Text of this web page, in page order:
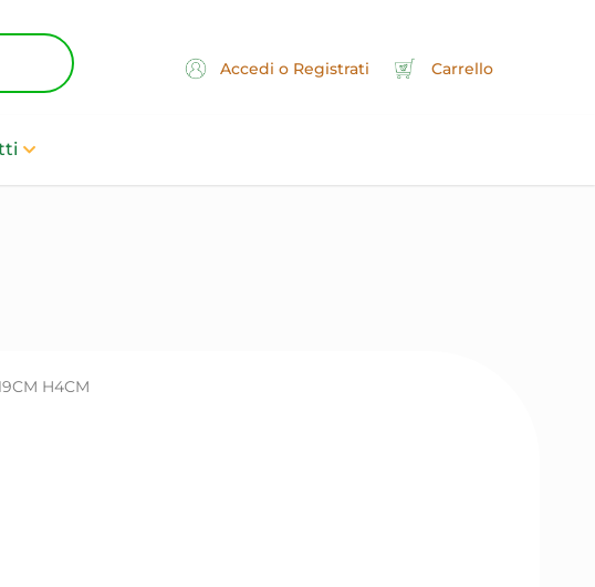
Accedi o Registrati Carrello
H4CM